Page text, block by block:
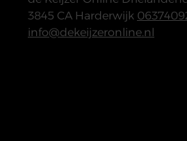
3845 CA Harderwijk
info@dekeijzeronline.nl